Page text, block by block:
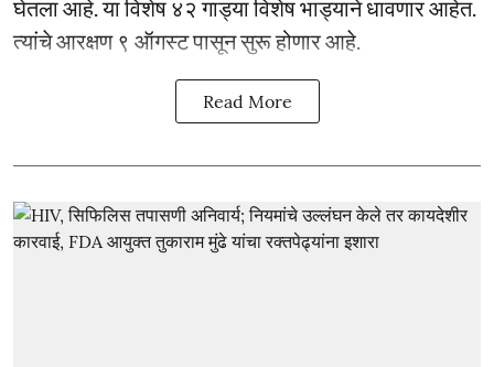
घेतला आहे. या विशेष ४२ गाड्या विशेष भाड्याने धावणार आहेत.
त्यांचे आरक्षण ९ ऑगस्ट पासून सुरू होणार आहे.
Read More